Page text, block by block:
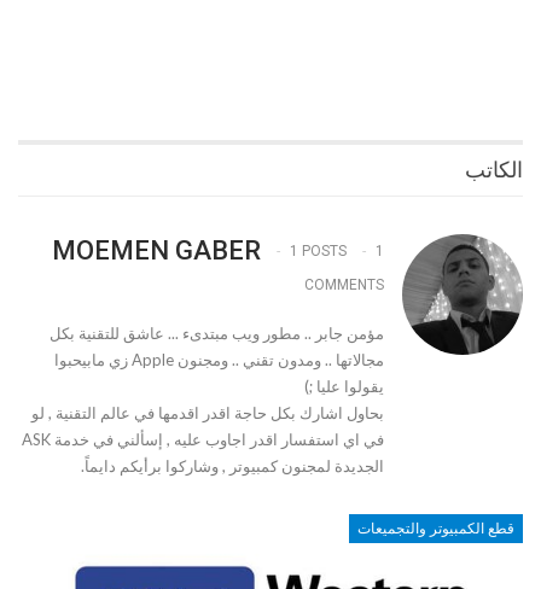
الكاتب
MOEMEN GABER 1 POSTS
1
COMMENTS
مؤمن جابر .. مطور ويب مبتدىء ... عاشق للتقنية بكل
مجالاتها .. ومدون تقني .. ومجنون Apple زي مابيحبوا
يقولوا عليا ;)
بحاول اشارك بكل حاجة اقدر اقدمها في عالم التقنية , لو
في اي استفسار اقدر اجاوب عليه , إسألني في خدمة ASK
الجديدة لمجنون كمبيوتر , وشاركوا برأيكم دايماً.
قطع الكمبيوتر والتجميعات